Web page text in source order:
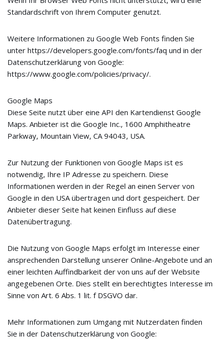
Standardschrift von Ihrem Computer genutzt.
Weitere Informationen zu Google Web Fonts finden Sie
unter https://developers.google.com/fonts/faq und in der
Datenschutzerklärung von Google:
https://www.google.com/policies/privacy/.
Google Maps
Diese Seite nutzt über eine API den Kartendienst Google
Maps. Anbieter ist die Google Inc., 1600 Amphitheatre
Parkway, Mountain View, CA 94043, USA.
Zur Nutzung der Funktionen von Google Maps ist es
notwendig, Ihre IP Adresse zu speichern. Diese
Informationen werden in der Regel an einen Server von
Google in den USA übertragen und dort gespeichert. Der
Anbieter dieser Seite hat keinen Einfluss auf diese
Datenübertragung.
Die Nutzung von Google Maps erfolgt im Interesse einer
ansprechenden Darstellung unserer Online-Angebote und an
einer leichten Auffindbarkeit der von uns auf der Website
angegebenen Orte. Dies stellt ein berechtigtes Interesse im
Sinne von Art. 6 Abs. 1 lit. f DSGVO dar.
Mehr Informationen zum Umgang mit Nutzerdaten finden
Sie in der Datenschutzerklärung von Google: